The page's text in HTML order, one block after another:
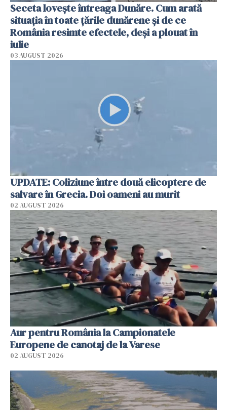
Seceta lovește întreaga Dunăre. Cum arată
situația în toate țările dunărene și de ce
România resimte efectele, deși a plouat în
iulie
03 AUGUST 2026
UPDATE: Coliziune între două elicoptere de
salvare în Grecia. Doi oameni au murit
02 AUGUST 2026
Aur pentru România la Campionatele
Europene de canotaj de la Varese
02 AUGUST 2026